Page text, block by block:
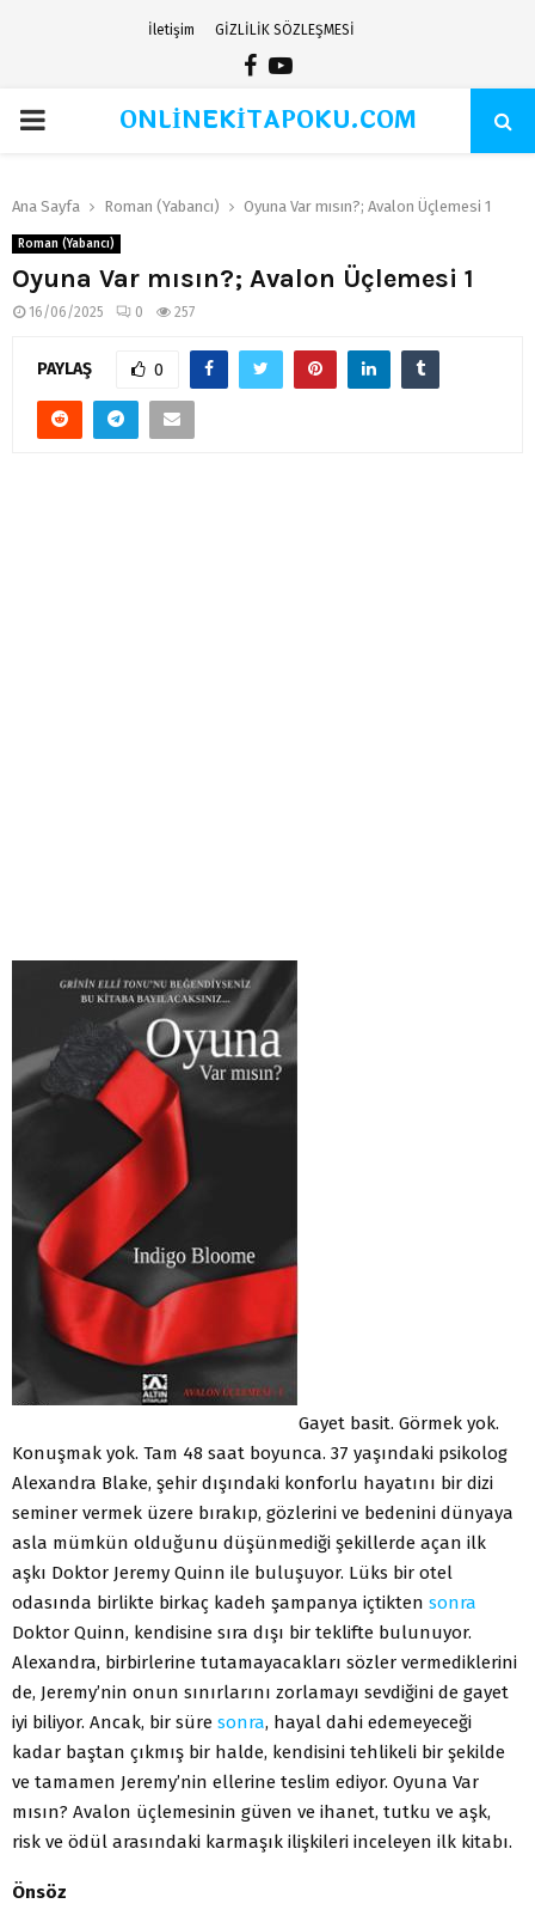
İletişim GİZLİLİK SÖZLEŞMESİ
Facebook
Youtube
PRIMARYONLİNEKİTAPOKU.COM
Ana Sayfa Roman (Yabancı) Oyuna Var mısın?; Avalon Üçlemesi 1
Roman (Yabancı)
Oyuna Var mısın?; Avalon Üçlemesi 1
16/06/2025 0 257
PAYLAŞ 0
Gayet basit. Görmek yok.
Konuşmak yok. Tam 48 saat boyunca. 37 yaşındaki psikolog
Alexandra Blake, şehir dışındaki konforlu hayatını bir dizi
seminer vermek üzere bırakıp, gözlerini ve bedenini dünyaya
asla mümkün olduğunu düşünmediği şekillerde açan ilk
aşkı Doktor Jeremy Quinn ile buluşuyor. Lüks bir otel
odasında birlikte birkaç kadeh şampanya içtikten sonra
Doktor Quinn, kendisine sıra dışı bir teklifte bulunuyor.
Alexandra, birbirlerine tutamayacakları sözler vermediklerini
de, Jeremy’nin onun sınırlarını zorlamayı sevdiğini de gayet
iyi biliyor. Ancak, bir süre sonra, hayal dahi edemeyeceği
kadar baştan çıkmış bir halde, kendisini tehlikeli bir şekilde
ve tamamen Jeremy’nin ellerine teslim ediyor. Oyuna Var
mısın? Avalon üçlemesinin güven ve ihanet, tutku ve aşk,
risk ve ödül arasındaki karmaşık ilişkileri inceleyen ilk kitabı.
Önsöz